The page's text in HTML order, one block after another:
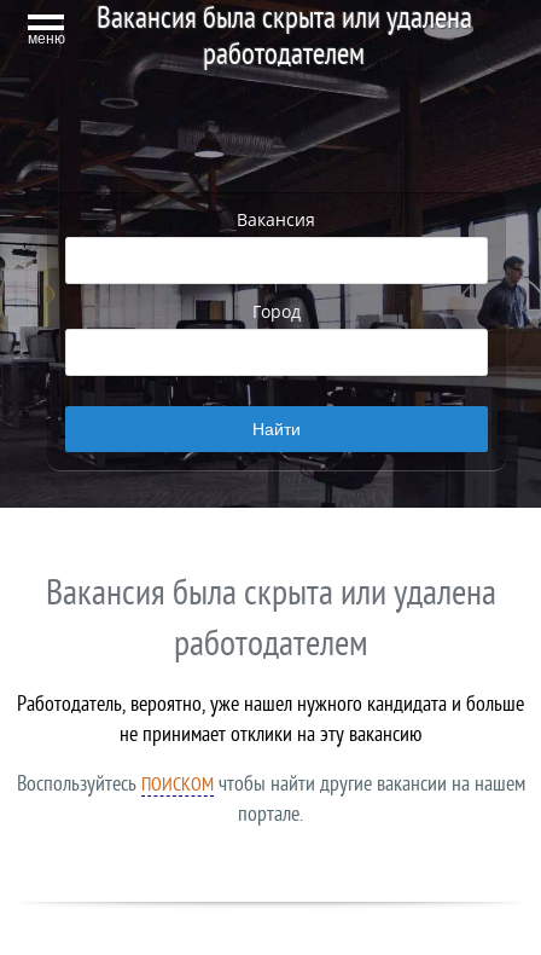
меню
Вакансия была скрыта или удалена
работодателем
Вакансия
Город
Вакансия была скрыта или удалена
работодателем
Работодатель, вероятно, уже нашел нужного кандидата и больше
не принимает отклики на эту вакансию
Воспользуйтесь ПОИСКОМчтобы найти другие вакансии на нашем
портале.